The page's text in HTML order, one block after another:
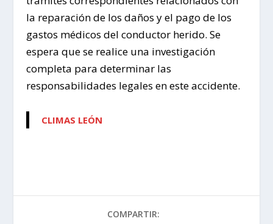
la reparación de los daños y el pago de los
gastos médicos del conductor herido. Se
espera que se realice una investigación
completa para determinar las
responsabilidades legales en este accidente.
CLIMAS LEÓN
COMPARTIR: